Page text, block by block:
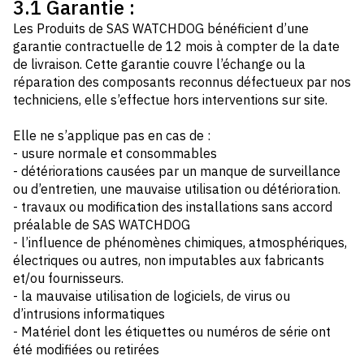
3.1 Garantie :
Les Produits de SAS WATCHDOG bénéficient d’une
garantie contractuelle de 12 mois à compter de la date
de livraison. Cette garantie couvre l’échange ou la
réparation des composants reconnus défectueux par nos
techniciens, elle s’effectue hors interventions sur site.
Elle ne s’applique pas en cas de :
- usure normale et consommables
- détériorations causées par un manque de surveillance
ou d’entretien, une mauvaise utilisation ou détérioration.
- travaux ou modification des installations sans accord
préalable de SAS WATCHDOG
- l’influence de phénomènes chimiques, atmosphériques,
électriques ou autres, non imputables aux fabricants
et/ou fournisseurs.
- la mauvaise utilisation de logiciels, de virus ou
d’intrusions informatiques
- Matériel dont les étiquettes ou numéros de série ont
été modifiées ou retirées